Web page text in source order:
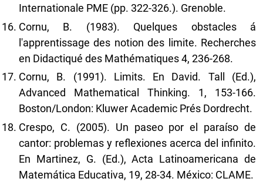
Internationale PME (pp. 322-326.). Grenoble.
Cornu, B. (1983). Quelques obstacles á
l'apprentissage des notion des limite. Recherches
en Didactiqué des Mathématiques 4, 236-268.
Cornu, B. (1991). Limits. En David. Tall (Ed.),
Advanced Mathematical Thinking. 1, 153-166.
Boston/London: Kluwer Academic Prés Dordrecht.
Crespo, C. (2005). Un paseo por el paraíso de
cantor: problemas y reflexiones acerca del infinito.
En Martinez, G. (Ed.), Acta Latinoamericana de
Matemática Educativa, 19, 28-34. México: CLAME.